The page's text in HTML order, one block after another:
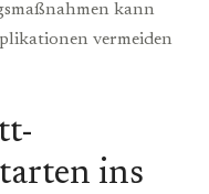
kann
vermeiden
ins